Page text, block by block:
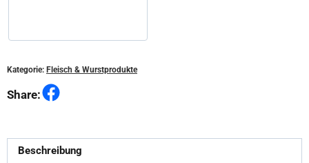
Kategorie: Fleisch & Wurstprodukte
Share:
Beschreibung